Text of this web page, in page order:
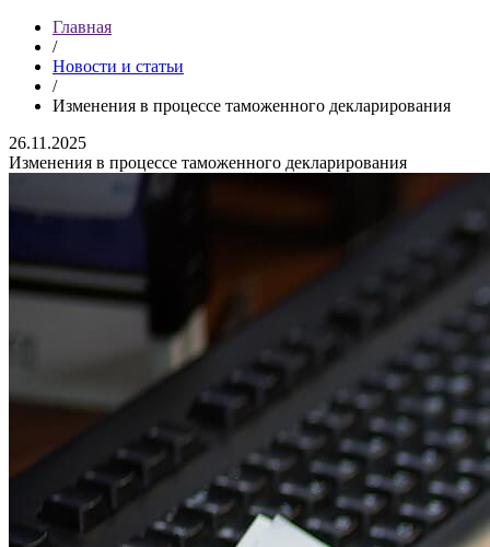
Главная
/
Новости и статьи
/
Изменения в процессе таможенного декларирования
26.11.2025
Изменения в процессе таможенного декларирования